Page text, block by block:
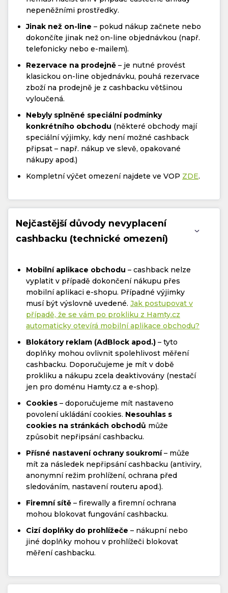
nepeněžními prostředky.
Jinak než on-line – pokud nákup začnete nebo
dokončíte jinak než on-line objednávkou (např.
telefonicky nebo e-mailem).
Rezervace na prodejně – je nutné provést
klasickou on-line objednávku, pouhá rezervace
zboží na prodejně je z cashbacku většinou
vyloučená.
Nebyly splněné speciální podmínky
konkrétního obchodu (některé obchody mají
speciální výjimky, kdy není možné cashback
připsat – např. nákup ve slevě, opakované
nákupy apod.)
Kompletní výčet omezení najdete ve VOP ZDE.
Nejčastější důvody nevyplacení
cashbacku (technické omezení)
Mobilní aplikace obchodu – cashback nelze
vyplatit v případě dokončení nákupu přes
mobilní aplikaci e-shopu. Případné výjimky
musí být výslovně uvedené. Jak postupovat v
případě, že se vám po prokliku z Hamty.cz
automaticky otevírá mobilní aplikace obchodu?
Blokátory reklam (AdBlock apod.) – tyto
doplňky mohou ovlivnit spolehlivost měření
cashbacku. Doporučujeme je mít v době
prokliku a nákupu zcela deaktivovány (nestačí
jen pro doménu Hamty.cz a e-shop).
Cookies – doporučujeme mít nastaveno
povolení ukládání cookies. Nesouhlas s
cookies na stránkách obchodů může
způsobit nepřipsání cashbacku.
Přísné nastavení ochrany soukromí– může
mít za následek nepřipsání cashbacku (antiviry,
anonymní režim prohlížení, ochrana před
sledováním, nastavení routeru apod.).
Firemní sítě – firewally a firemní ochrana
mohou blokovat fungování cashbacku.
Cizí doplňky do prohlížeče – nákupní nebo
jiné doplňky mohou v prohlížeči blokovat
měření cashbacku.